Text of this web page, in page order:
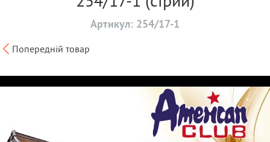
Артикул: 254/17-1
Попередній товар